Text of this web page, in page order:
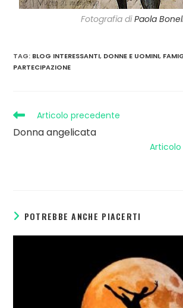
Fotografia diPaola
TAG: BLOG INTERESSANTI, DONNE E UOMINI,
PARTECIPAZIONE
Articolo precedente
Donna angelicata
POTREBBE ANCHE PIACERTI